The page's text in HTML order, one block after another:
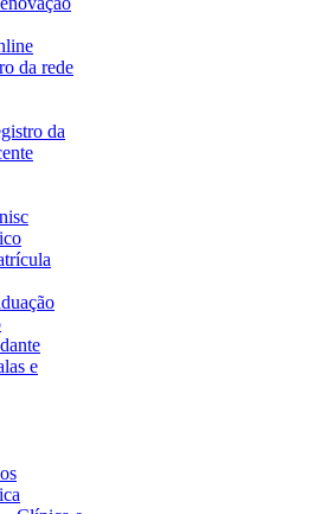
da rede
da
e